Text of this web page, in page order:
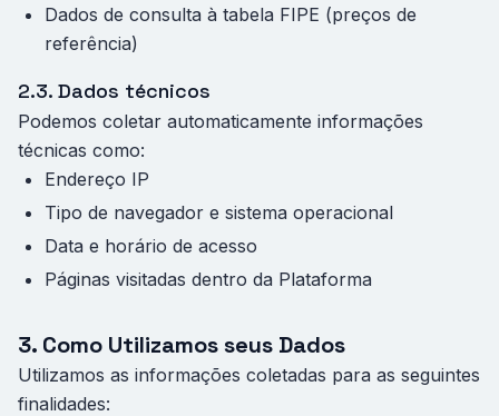
Dados de consulta à tabela FIPE (preços de
referência)
2.3. Dados técnicos
Podemos coletar automaticamente informações
técnicas como:
Endereço IP
Tipo de navegador e sistema operacional
Data e horário de acesso
Páginas visitadas dentro da Plataforma
3. Como Utilizamos seus Dados
Utilizamos as informações coletadas para as seguintes
finalidades: